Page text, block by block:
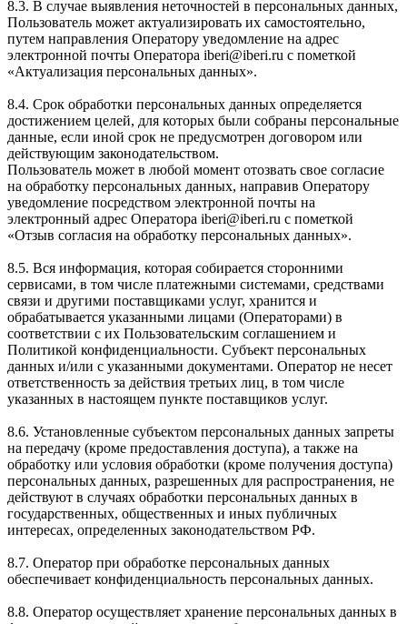
8.3. В случае выявления неточностей в персональных данных,
Пользователь может актуализировать их самостоятельно,
путем направления Оператору уведомление на адрес
электронной почты Оператора iberi@iberi.ru с пометкой
«Актуализация персональных данных».
8.4. Срок обработки персональных данных определяется
достижением целей, для которых были собраны персональные
данные, если иной срок не предусмотрен договором или
действующим законодательством.
Пользователь может в любой момент отозвать свое согласие
на обработку персональных данных, направив Оператору
уведомление посредством электронной почты на
электронный адрес Оператора iberi@iberi.ru с пометкой
«Отзыв согласия на обработку персональных данных».
8.5. Вся информация, которая собирается сторонними
сервисами, в том числе платежными системами, средствами
связи и другими поставщиками услуг, хранится и
обрабатывается указанными лицами (Операторами) в
соответствии с их Пользовательским соглашением и
Политикой конфиденциальности. Субъект персональных
данных и/или с указанными документами. Оператор не несет
ответственность за действия третьих лиц, в том числе
указанных в настоящем пункте поставщиков услуг.
8.6. Установленные субъектом персональных данных запреты
на передачу (кроме предоставления доступа), а также на
обработку или условия обработки (кроме получения доступа)
персональных данных, разрешенных для распространения, не
действуют в случаях обработки персональных данных в
государственных, общественных и иных публичных
интересах, определенных законодательством РФ.
8.7. Оператор при обработке персональных данных
обеспечивает конфиденциальность персональных данных.
8.8. Оператор осуществляет хранение персональных данных в